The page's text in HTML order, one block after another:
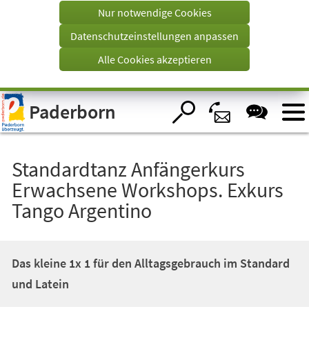
Visuelle
Assistenzsoftware
öffnen.
einem
Tab)
Nur notwendige Cookies
Datenschutzeinstellungen anpassen
Alle Cookies akzeptieren
Paderborn
Standardtanz Anfängerkurs
Erwachsene Workshops. Exkurs
Tango Argentino
Das kleine 1x 1 für den Alltagsgebrauch im Standard
und Latein